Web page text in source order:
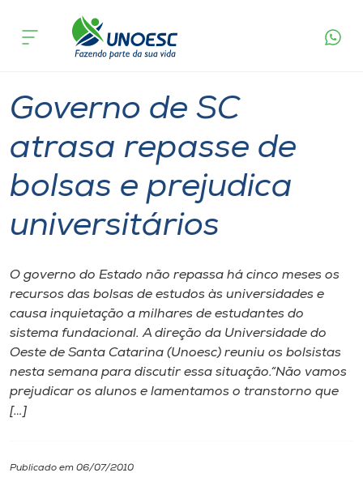
Cursos
Pesquisa
Atendimento ao Estudante
Portal de Ensino
A
Internacionalização
I.nova
acontece
Governo de SC
atrasa repasse de
bolsas e prejudica
universitários
O governo do Estado não repassa há cinco meses os
recursos das bolsas de estudos às universidades e
causa inquietação a milhares de estudantes do
sistema fundacional. A direção da Universidade do
Oeste de Santa Catarina (Unoesc) reuniu os bolsistas
nesta semana para discutir essa situação.“Não vamos
prejudicar os alunos e lamentamos o transtorno que
[…]
Publicado em 06/07/2010